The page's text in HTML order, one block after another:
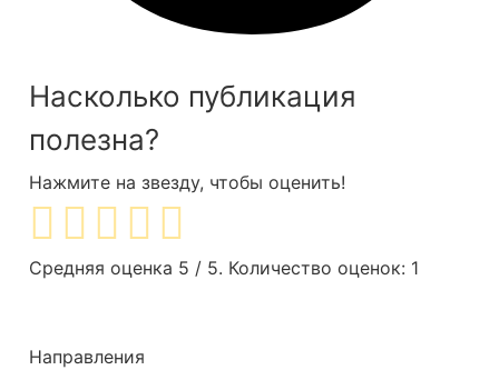
Насколько публикация
полезна?
Нажмите на звезду, чтобы оценить!
Средняя оценка 5 / 5. Количество оценок: 1
Направления